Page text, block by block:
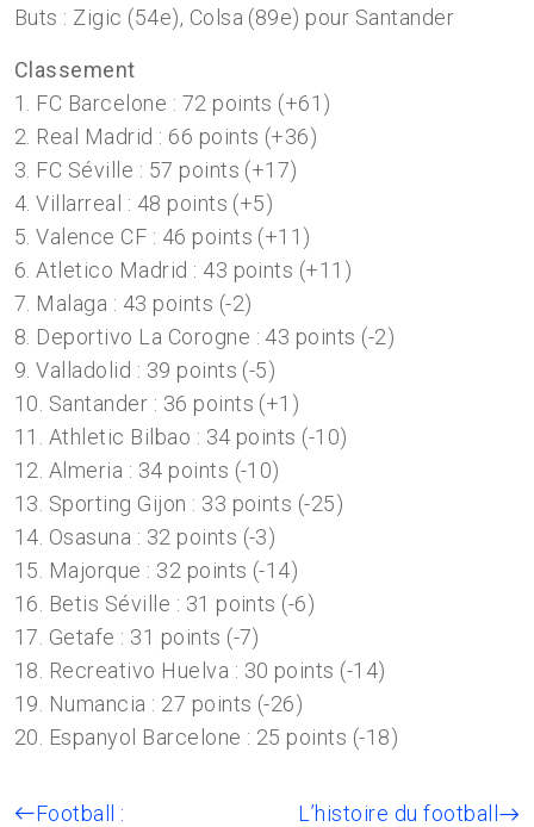
Buts : Zigic (54e), Colsa (89e) pour Santander
Classement
1. FC Barcelone : 72 points (+61)
2. Real Madrid : 66 points (+36)
3. FC Séville : 57 points (+17)
4. Villarreal : 48 points (+5)
5. Valence CF : 46 points (+11)
6. Atletico Madrid : 43 points (+11)
7. Malaga : 43 points (-2)
8. Deportivo La Corogne : 43 points (-2)
9. Valladolid : 39 points (-5)
10. Santander : 36 points (+1)
11. Athletic Bilbao : 34 points (-10)
12. Almeria : 34 points (-10)
13. Sporting Gijon : 33 points (-25)
14. Osasuna : 32 points (-3)
15. Majorque : 32 points (-14)
16. Betis Séville : 31 points (-6)
17. Getafe : 31 points (-7)
18. Recreativo Huelva : 30 points (-14)
19. Numancia : 27 points (-26)
20. Espanyol Barcelone : 25 points (-18)
Football :
L’histoire du football